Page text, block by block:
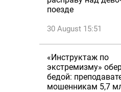
поезде
30 August 15:51
«Инструктаж по
экстремизму»
бедой:
мошенникам 5,7